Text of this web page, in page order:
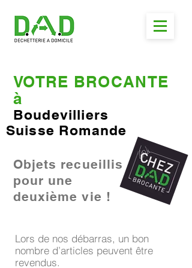
VOTRE BROCANTE
à
Boudevilliers
Suisse Romande
Objets recueillis
pour une
deuxième vie !
Lors de nos débarras, un bon
nombre d’articles peuvent être
revendus.